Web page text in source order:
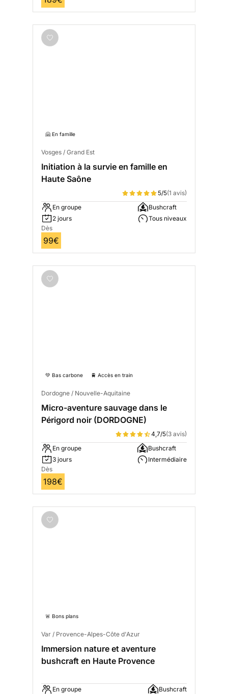
🤗 En famille
Vosges / Grand Est
Initiation à la survie en famille en
Haute Saône
5/5(1 avis)
En groupe
2 jours
Bushcraft
Tous niveaux
Dès
99€
💚 Bas carbone 🚆 Accès en train
Dordogne / Nouvelle-Aquitaine
Micro-aventure sauvage dans le
Périgord noir (DORDOGNE)
4,7/5(3 avis)
En groupe
3 jours
Bushcraft
Intermédiaire
Dès
198€
🚨 Bons plans
Var / Provence-Alpes-Côte d'Azur
Immersion nature et aventure
bushcraft en Haute Provence
En groupe
Bushcraft